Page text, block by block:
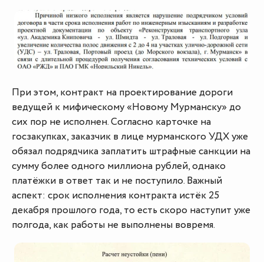
При этом, контракт на проектирование дороги
ведущей к мифическому «Новому Мурманску» до
сих пор не исполнен. Согласно карточке на
госзакупках, заказчик в лице мурманского УДХ уже
обязал подрядчика заплатить штрафные санкции на
сумму более одного миллиона рублей, однако
платёжки в ответ так и не поступило. Важный
аспект: срок исполнения контракта истёк 25
декабря прошлого года, то есть скоро наступит уже
полгода, как работы не выполнены вовремя.